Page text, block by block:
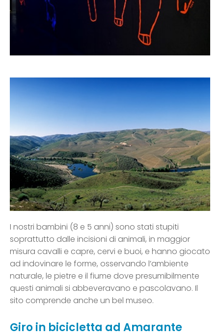
I nostri bambini (8 e 5 anni) sono stati stupiti
soprattutto dalle incisioni di animali, in maggior
misura cavalli e capre, cervi e buoi, e hanno giocato
ad indovinare le forme, osservando l’ambiente
naturale, le pietre e il fiume dove presumibilmente
questi animali si abbeveravano e pascolavano. Il
sito comprende anche un bel museo.
Giro in bicicletta ad Amarante